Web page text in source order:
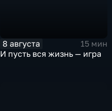
8 августа
15 мин
И пусть вся жизнь — игра